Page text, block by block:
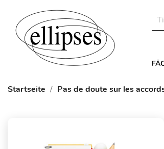
Startseite Pas de doute sur les